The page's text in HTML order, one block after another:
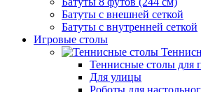
Батуты с внешней сеткой
Батуты с внутренней сеткой
Игровые столы
Теннисные столы для
Для улицы
Роботы для